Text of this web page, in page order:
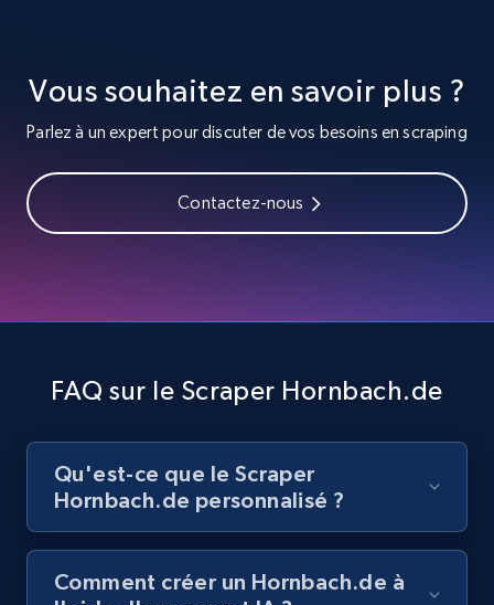
8.1K+ 714+ Essai gratuit
Youtube - Videos posts - Search videos by
Youtube - Videos posts - Collect YouTube
posts by hashtags
URL, Title, Youtuber, Youtuber md5, Video url,
Vous souhaitez en savoir plus ?
Parlez à un expert pour discuter de vos besoins en scraping
Contactez-nous
FAQ sur le Scraper Hornbach.de
Qu'est-ce que le Scraper
Hornbach.de personnalisé ?
Comment créer un Hornbach.de à